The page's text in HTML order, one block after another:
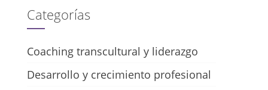
Categorías
Coaching transcultural y liderazgo
Desarrollo y crecimiento profesional